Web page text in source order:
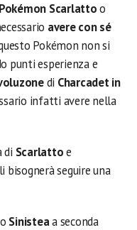
Pokémon Scarlattoo
avere con sé
Pokémon non si
punti esperienza e
di Charcadet in
infatti avere nella
di Scarlattoe
bisognerà seguire una
o Sinisteaa seconda